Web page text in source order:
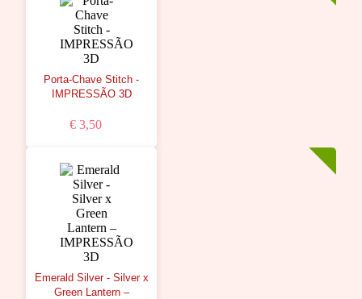
Porta-Chave Stitch -
IMPRESSÃO 3D
€ 3,50
Emerald Silver - Silver x
Green Lantern –